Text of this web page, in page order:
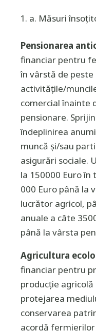
a. Măsuri
Pensionarea
financiar pentru
în vârstă de
activităţile/
comercial înainte
pensionare.
îndeplinirea
muncă şi/sau
asigurări sociale.
la 150000 Euro în
000 Euro până la
lucrător agricol,
anuale a câte
până la vârsta
Agricultura
financiar pentru
producţie
protejarea
conservarea
acordă